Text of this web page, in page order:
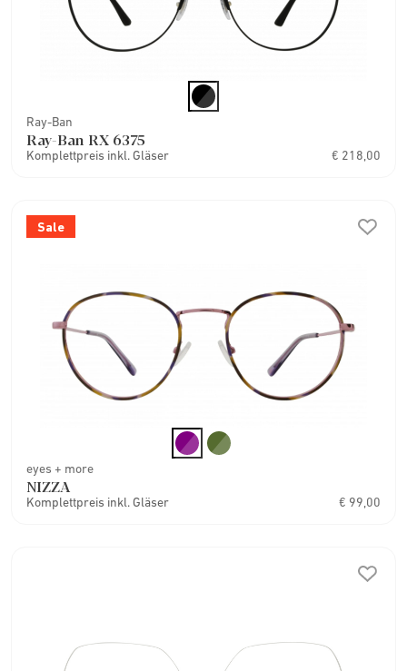
Ray-Ban
Ray-Ban RX 6375
Komplettpreis inkl. Gläser € 218,00
Sale
eyes + more
NIZZA
Komplettpreis inkl. Gläser € 99,00